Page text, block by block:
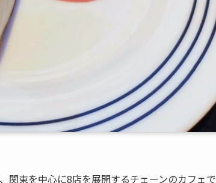
関東を中心に8店を展開するチェーンのカフェで